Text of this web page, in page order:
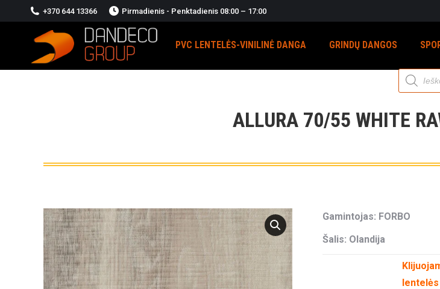
+370 644 13366 Pirmadienis - Penktadienis 08:00 – 17:00
PVC LENTELĖS-VINILINĖ DANGA GRINDŲ DANGOS
Products
search
ALLURA 70/55 WHITE
Gamintojas: FORBO
Šalis: Olandija
lentelės